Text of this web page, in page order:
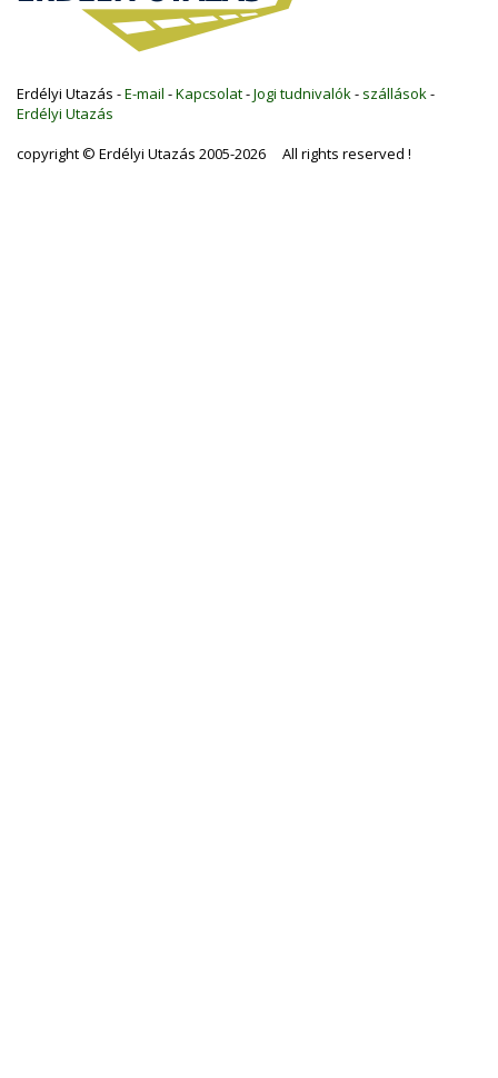
Erdélyi Utazás -E-mail -Kapcsolat-Jogi tudnivalók - szállások -
Erdélyi Utazás
copyright © Erdélyi Utazás 2005-2026 All rights reserved !